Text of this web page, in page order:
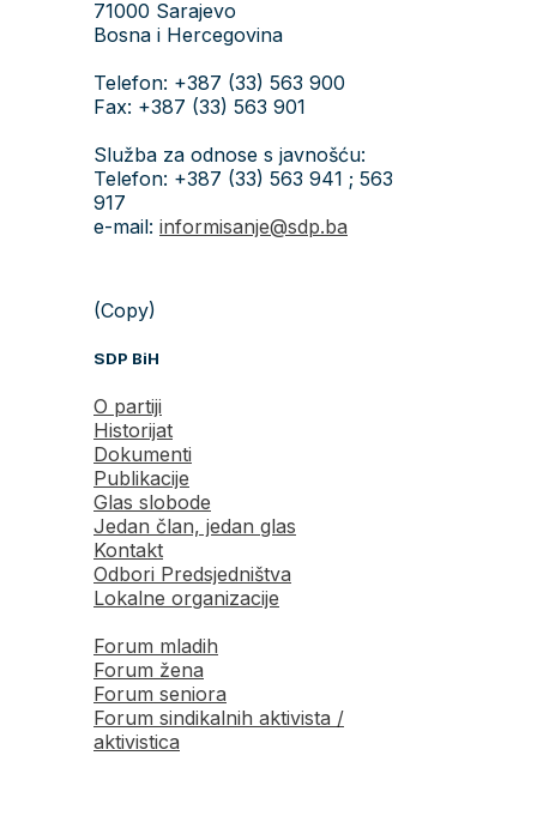
71000 Sarajevo
Bosna i Hercegovina
Telefon: +387 (33) 563 900
Fax: +387 (33) 563 901
Služba za odnose s javnošću:
Telefon: +387 (33) 563 941 ; 563
917
e-mail: informisanje@sdp.ba
(Copy)
SDP BiH
O partiji
Historijat
Dokumenti
Publikacije
Glas slobode
Jedan član, jedan glas
Kontakt
Odbori Predsjedništva
Lokalne organizacije
Forum mladih
Forum žena
Forum seniora
Forum sindikalnih aktivista /
aktivistica